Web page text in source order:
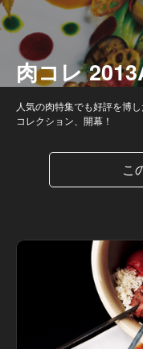
肉コレ
人気の肉特集でも好評を博
コレクション、開幕！
こ